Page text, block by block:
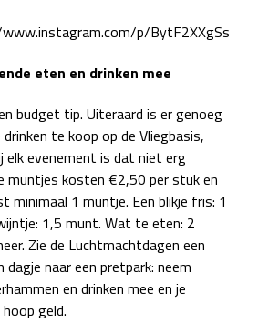
p/BytF2XXgSsL/
eten en drinken mee
budget tip. Uiteraard is er genoeg
te koop op de Vliegbasis,
elk evenement is dat niet erg
muntjes kosten €2,50 per stuk en
minimaal 1 muntje. Een blikje fris: 1
1,5 munt. Wat te eten: 2
Zie de Luchtmachtdagen een
dagje naar een pretpark: neem
en drinken mee en je
geld.